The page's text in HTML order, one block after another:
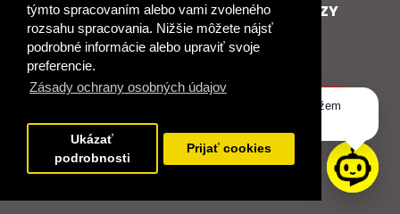
týmto spracovaním alebo vami zvoleného
rozsahu spracovania. Nižšie môžete nájsť
podrobné informácie alebo upraviť svoje
preferencie.
Zásady ochrany osobných údajov
Ukázať
podrobnosti
Prijať cookies
SPOLUPRACUJEME
Podporujeme
Naše projekty
Spolupracujeme
Pošlite nám správu
ĎALŠIE ODKAZY
O Raabe
O Klett
Certifikát kvality ISO 9001
Klientska zóna RAABE
NÁKUP
Dobrý deň, ako vám môžem